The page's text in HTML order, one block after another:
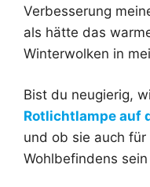
Verbesserung
als hätte das
Winterwolken in
Bist du neugierig,
Rotlichtlampe auf
und ob sie auch
Wohlbefindens